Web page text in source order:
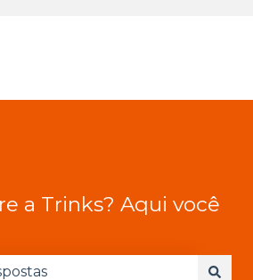
a Trinks? Aqui você